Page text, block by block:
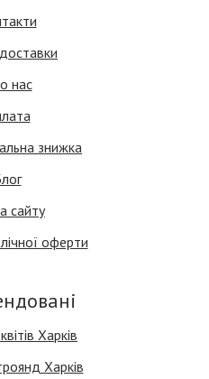
нас
знижка
сайту
оферти
Харків
Харків